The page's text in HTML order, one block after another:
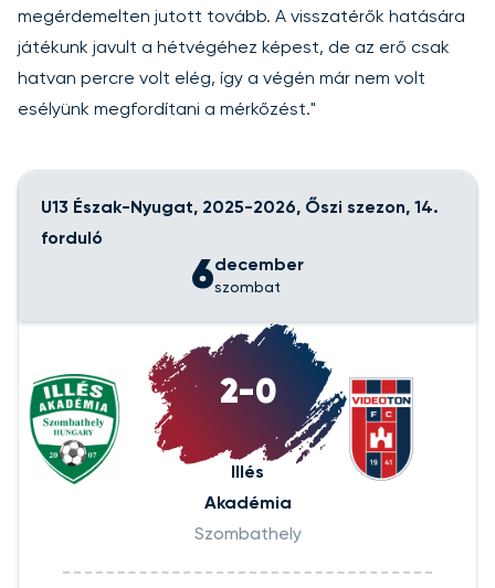
megérdemelten jutott tovább. A visszatérők hatására
játékunk javult a hétvégéhez képest, de az erő csak
hatvan percre volt elég, így a végén már nem volt
esélyünk megfordítani a mérkőzést."
U13 Észak-Nyugat, 2025-2026, Őszi szezon, 14.
forduló
6december
szombat
2-0
Illés
Akadémia
Szombathely